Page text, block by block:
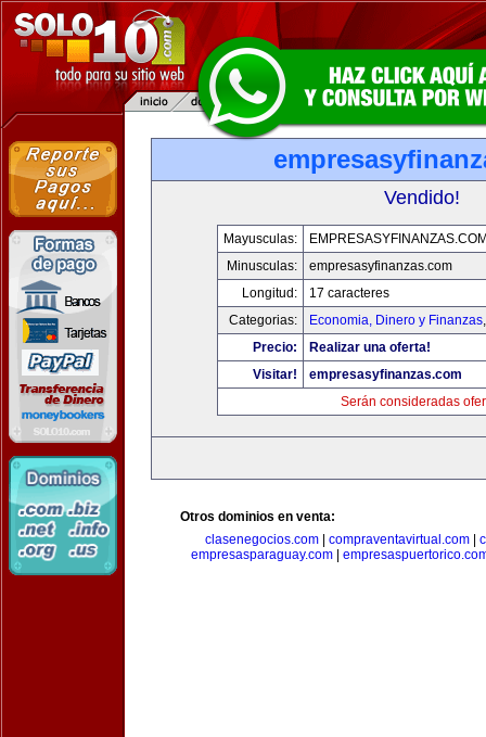
Vendido!
Mayusculas:
Minusculas:
empresasyfinanzas.com
Longitud:
17 caracteres
Categorias:
Economia, Dinero y Finanzas
Precio:
Realizar una oferta!
Visitar!
empresasyfinanzas.com
Serán consideradas
Otros dominios en venta:
clasenegocios.com| compraventavirtual.com|
empresasparaguay.com|